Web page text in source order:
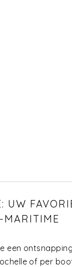
UW
MARITIME
een
of per